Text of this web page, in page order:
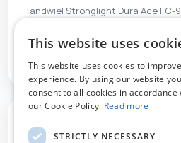
Tandwiel Stronglight Dura Ace
This website uses
This website uses cookies to
experience. By using our website you
consent to all cookies in accordance
our Cookie Policy. Read more
STRICTLY NECESSARY